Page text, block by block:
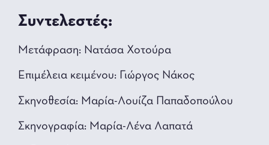
Συντελεστές:
Μετάφραση: Νατάσα Χοτούρα
Επιμέλεια κειμένου: Γιώργος Νάκος
Σκηνοθεσία: Μαρία-Λουίζα Παπαδοπούλου
Σκηνογραφία: Μαρία-Λένα Λαπατά